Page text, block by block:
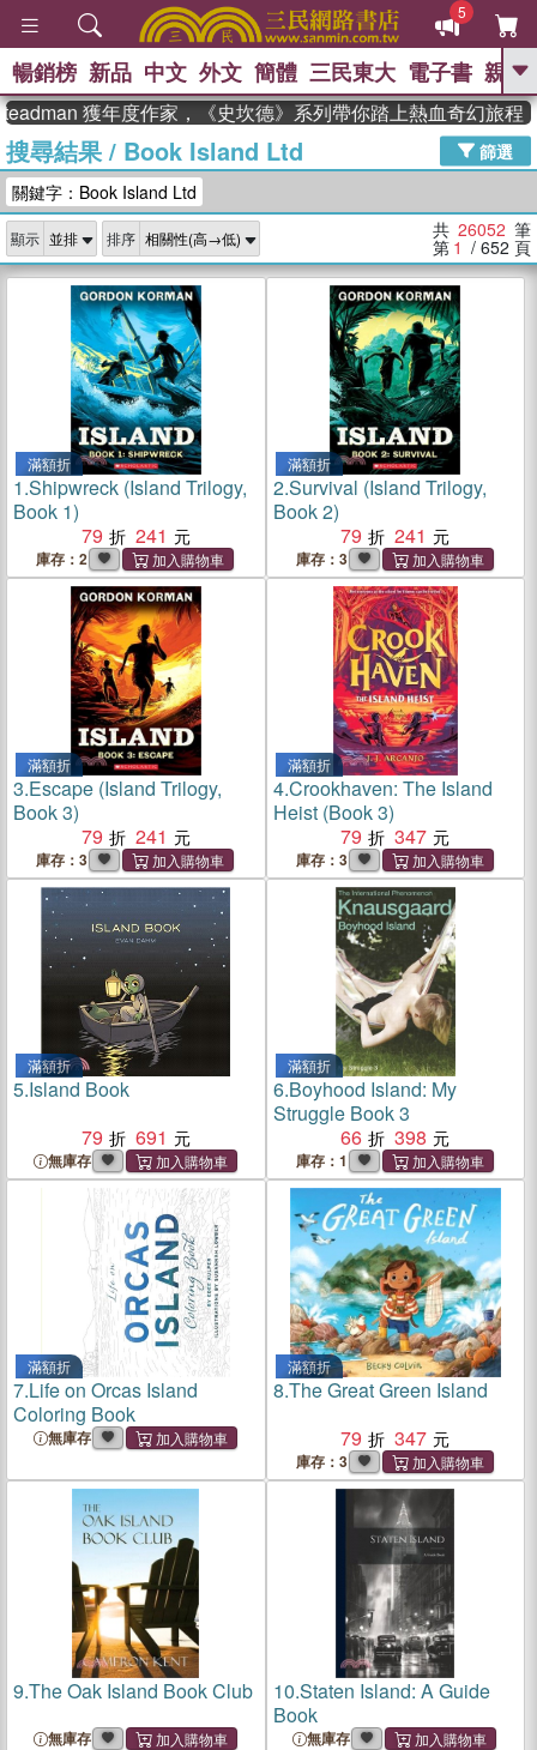
5
GO
熱搜： 東野圭吾 高希均教授回憶錄
、 The Odyssey 、 父親節 、 如果歷
獎 臺灣漫遊錄 、 方念華 、 台灣的李
登輝時代
數學女孩：黎曼猜想 、
偉大的迷走神經
暢銷榜 新品 中文 外文 簡體 三民東大 電子書 親子
獲年度作家，《史坎德》系列帶你踏上熱血奇幻旅程
搜尋結果/ Book Island Ltd
篩選
關鍵字：Book Island Ltd
顯示 排序 共 26052 筆
第 1 / 652 頁
滿額折
1.Shipwreck (Island Trilogy,
Book 1)
79
241
庫存：2
滿額折
2.Survival (Island Trilogy,
Book 2)
79
241
庫存：3
滿額折
3.Escape (Island Trilogy,
Book 3)
79
241
庫存：3
滿額折
4.Crookhaven: The Island
Heist (Book 3)
79
347
庫存：3
滿額折
5.Island Book
79
691
無庫存
滿額折
6.Boyhood Island: My
Struggle Book 3
66
398
庫存：1
滿額折
7.Life on Orcas Island
Coloring Book
無庫存
滿額折
8.The Great Green Island
79
347
庫存：3
9.The Oak Island Book Club
無庫存
10.Staten Island: A Guide
Book
無庫存